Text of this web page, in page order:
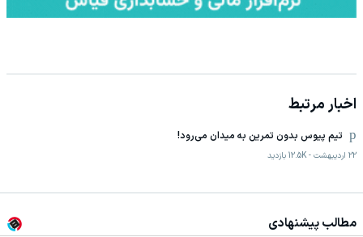
اخبار مرتبط
تیم پیوس بدون‌ تمرین به میدان می‌رود!
22 اردیبهشت -
12.5K بازدید
مطالب پیشنهادی